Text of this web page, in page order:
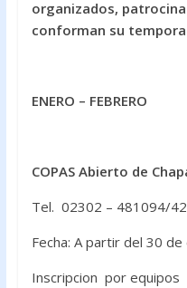
b
o
k
er s
A
p
organizados,
conforman su
ENERO – FEBRERO
COPAS Abierto de
Tel. 02302 – 481094/
Fecha: A partir del 30
Inscripcion por equipos